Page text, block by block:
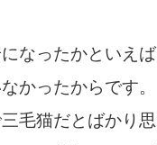
なったかといえ
かったからです。
毛猫だとばかり